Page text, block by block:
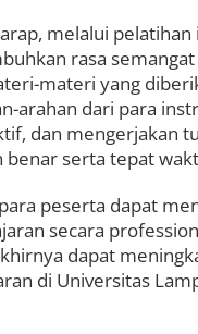
melalui pelatihan
rasa
materi yang
arahan dari para
dan mengerjakan
benar serta tepat
peserta dapat
secara
dapat
di Universitas